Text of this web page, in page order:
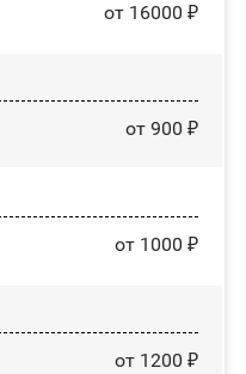
от 16000 ₽
от 900 ₽
от 1000 ₽
от 1200 ₽